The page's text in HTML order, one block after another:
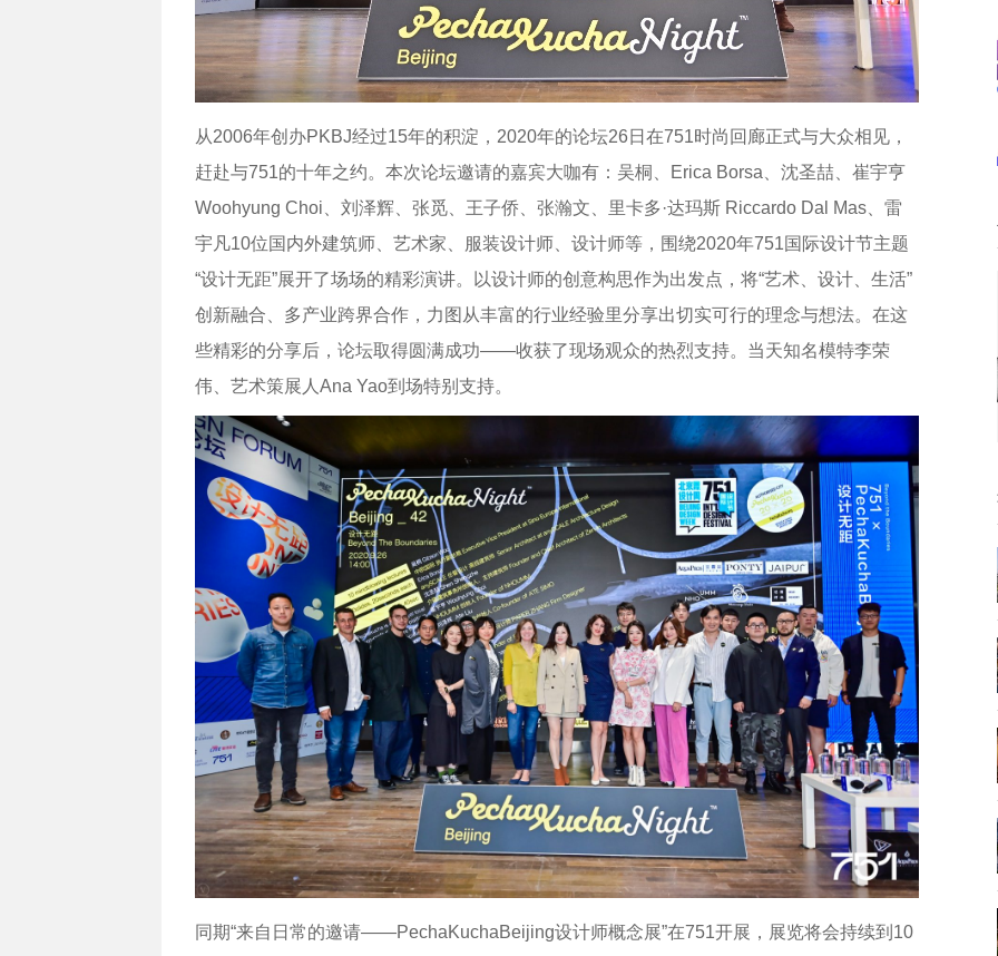
从2006年创办PKBJ经过15年的积淀，2020年的论坛26日在751时尚回廊正式与大众相见，
赶赴与751的十年之约。本次论坛邀请的嘉宾大咖有：吴桐、Erica Borsa、沈圣喆、崔宇亨
Woohyung Choi、刘泽辉、张觅、王子侨、张瀚文、里卡多·达玛斯 Riccardo Dal Mas、雷
宇凡10位国内外建筑师、艺术家、服装设计师、设计师等，围绕2020年751国际设计节主题
“设计无距”展开了场场的精彩演讲。以设计师的创意构思作为出发点，将“艺术、设计、生活”
创新融合、多产业跨界合作，力图从丰富的行业经验里分享出切实可行的理念与想法。在这
些精彩的分享后，论坛取得圆满成功——收获了现场观众的热烈支持。当天知名模特李荣
伟、艺术策展人Ana Yao到场特别支持。
同期“来自日常的邀请——PechaKuchaBeijing设计师概念展”在751开展，展览将会持续到10